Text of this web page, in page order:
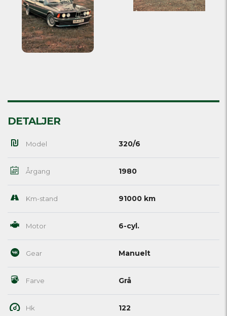
DETALJER
Model 320/6
Årgang 1980
Km-stand 91000 km
Motor 6-cyl.
Gear Manuelt
Farve Grå
Hk 122